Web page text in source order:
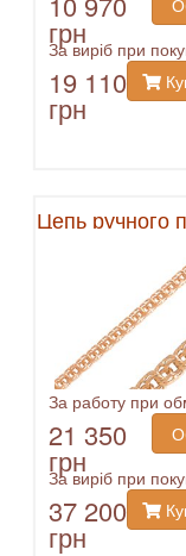
грн
За виріб при
19 110
грн
За работу при
21 350
грн
За виріб при
37 200
грн